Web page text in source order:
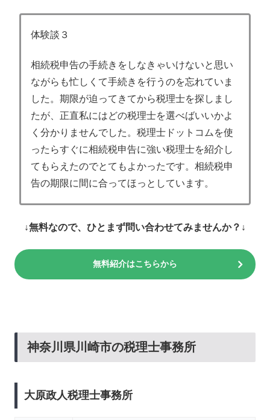
体験談３
相続税申告の手続きをしなきゃいけないと思い
ながらも忙しくて手続きを行うのを忘れていま
した。期限が迫ってきてから税理士を探しまし
たが、正直私にはどの税理士を選べばいいかよ
く分かりませんでした。税理士ドットコムを使
ったらすぐに相続税申告に強い税理士を紹介し
てもらえたのでとてもよかったです。相続税申
告の期限に間に合ってほっとしています。
↓無料なので、ひとまず問い合わせてみませんか？↓
無料紹介はこちらから
神奈川県川崎市の税理士事務所
大原政人税理士事務所